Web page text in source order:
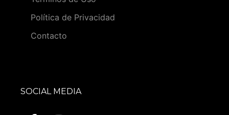
Política de Privacidad
Contacto
SOCIAL MEDIA